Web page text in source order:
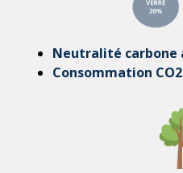
Neutralité carbone
Consommation